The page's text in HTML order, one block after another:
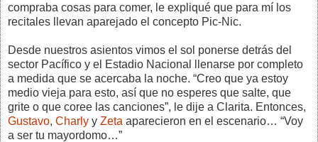
compraba cosas para comer, le expliqué que para mí los
recitales llevan aparejado el concepto Pic-Nic.
Desde nuestros asientos vimos el sol ponerse detrás del
sector Pacífico y el Estadio Nacional llenarse por completo
a medida que se acercaba la noche. “Creo que ya estoy
medio vieja para esto, así que no esperes que salte, que
grite o que coree las canciones”, le dije a Clarita. Entonces,
Gustavo, Charly y Zeta aparecieron en el escenario… “Voy
a ser tu mayordomo…”